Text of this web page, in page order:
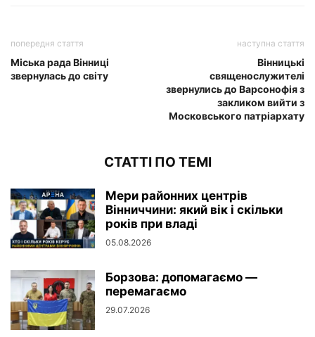
попередня стаття
Міська рада Вінниці
звернулась до світу
наступна стаття
Вінницькі
священослужителі
звернулись до Варсонофія з
закликом вийти з
Московського патріархату
СТАТТІ ПО ТЕМІ
Мери районних центрів
Вінниччини: який вік і скільки
років при владі
05.08.2026
Борзова: допомагаємо —
перемагаємо
29.07.2026